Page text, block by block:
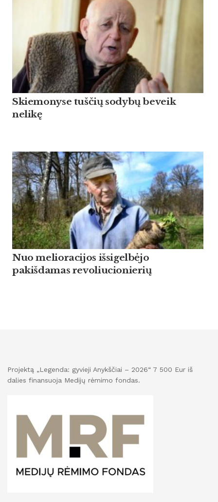
Skiemonyse tuščių sodybų beveik
nelikę
Nuo melioracijos išsigelbėjo
pakišdamas revoliucionierių
Projektą „Legenda: gyvieji Anykščiai – 2026“ 7 500 Eur iš
dalies finansuoja Medijų rėmimo fondas.